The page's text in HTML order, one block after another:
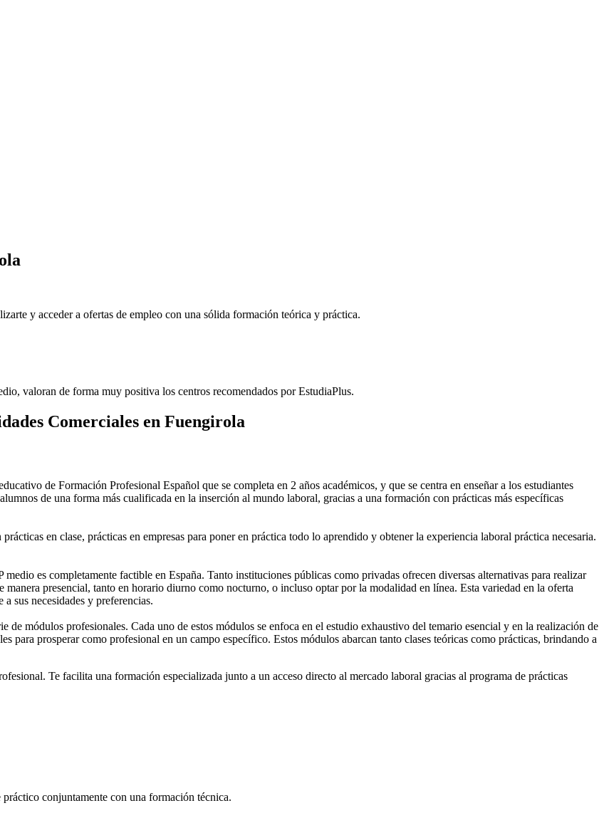
y acceder a ofertas de empleo con una sólida formación teórica y práctica.
valoran de forma muy positiva los centros recomendados por EstudiaPlus.
Comerciales en Fuengirola
de Formación Profesional Español que se completa en 2 años académicos, y que se centra en enseñar a los estudiantes
de una forma más cualificada en la inserción al mundo laboral, gracias a una formación con prácticas más específicas
en clase, prácticas en empresas para poner en práctica todo lo aprendido y obtener la experiencia laboral práctica necesaria.
es completamente factible en España. Tanto instituciones públicas como privadas ofrecen diversas alternativas para realizar
presencial, tanto en horario diurno como nocturno, o incluso optar por la modalidad en línea. Esta variedad en la oferta
sus necesidades y preferencias.
de módulos profesionales. Cada uno de estos módulos se enfoca en el estudio exhaustivo del temario esencial y en la realización de
para prosperar como profesional en un campo específico. Estos módulos abarcan tanto clases teóricas como prácticas, brindando a
Te facilita una formación especializada junto a un acceso directo al mercado laboral gracias al programa de prácticas
conjuntamente con una formación técnica.